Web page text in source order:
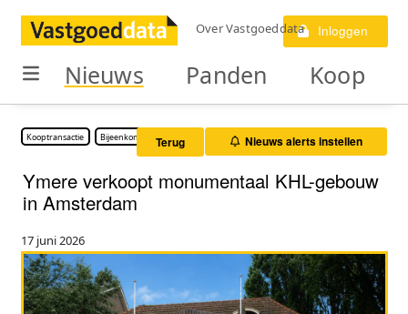
Over Vastgoeddata Inloggen
Nieuws Panden Koop
Kooptransactie BijeenkomstruimteTerug Nieuws alerts instellen
Ymere verkoopt monumentaal KHL-gebouw
in Amsterdam
17 juni 2026